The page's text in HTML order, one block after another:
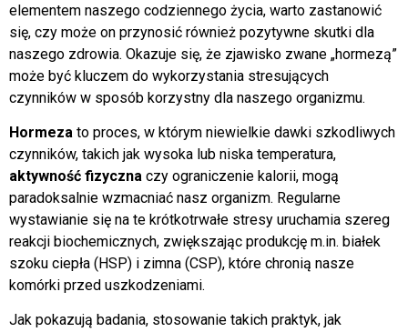
elementem naszego codziennego życia, warto zastanowić
się, czy może on przynosić również pozytywne skutki dla
naszego zdrowia. Okazuje się, że zjawisko zwane „hormezą”
może być kluczem do wykorzystania stresujących
czynników w sposób korzystny dla naszego organizmu.
Hormeza to proces, w którym niewielkie dawki szkodliwych
czynników, takich jak wysoka lub niska temperatura,
aktywność fizyczna czy ograniczenie kalorii, mogą
paradoksalnie wzmacniać nasz organizm. Regularne
wystawianie się na te krótkotrwałe stresy uruchamia szereg
reakcji biochemicznych, zwiększając produkcję m.in. białek
szoku ciepła (HSP) i zimna (CSP), które chronią nasze
komórki przed uszkodzeniami.
Jak pokazują badania, stosowanie takich praktyk, jak